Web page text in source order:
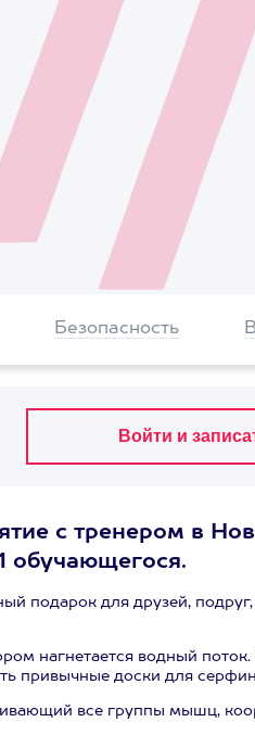
Безопасность
с тренером в
обучающегося.
подарок для друзей,
нагнетается водный
привычные доски для
все группы мышц,